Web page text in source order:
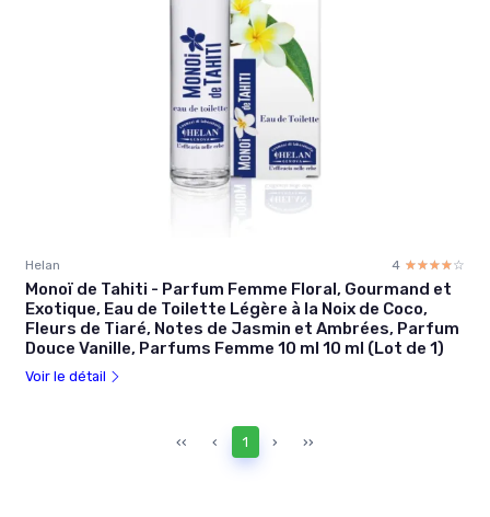
Helan 4 ☆☆☆☆☆
★★★★★
Monoï de Tahiti - Parfum Femme Floral, Gourmand et
Exotique, Eau de Toilette Légère à la Noix de Coco,
Fleurs de Tiaré, Notes de Jasmin et Ambrées, Parfum
Douce Vanille, Parfums Femme 10 ml 10 ml (Lot de 1)
Voir le détail
‹‹ ‹ 1 › ››